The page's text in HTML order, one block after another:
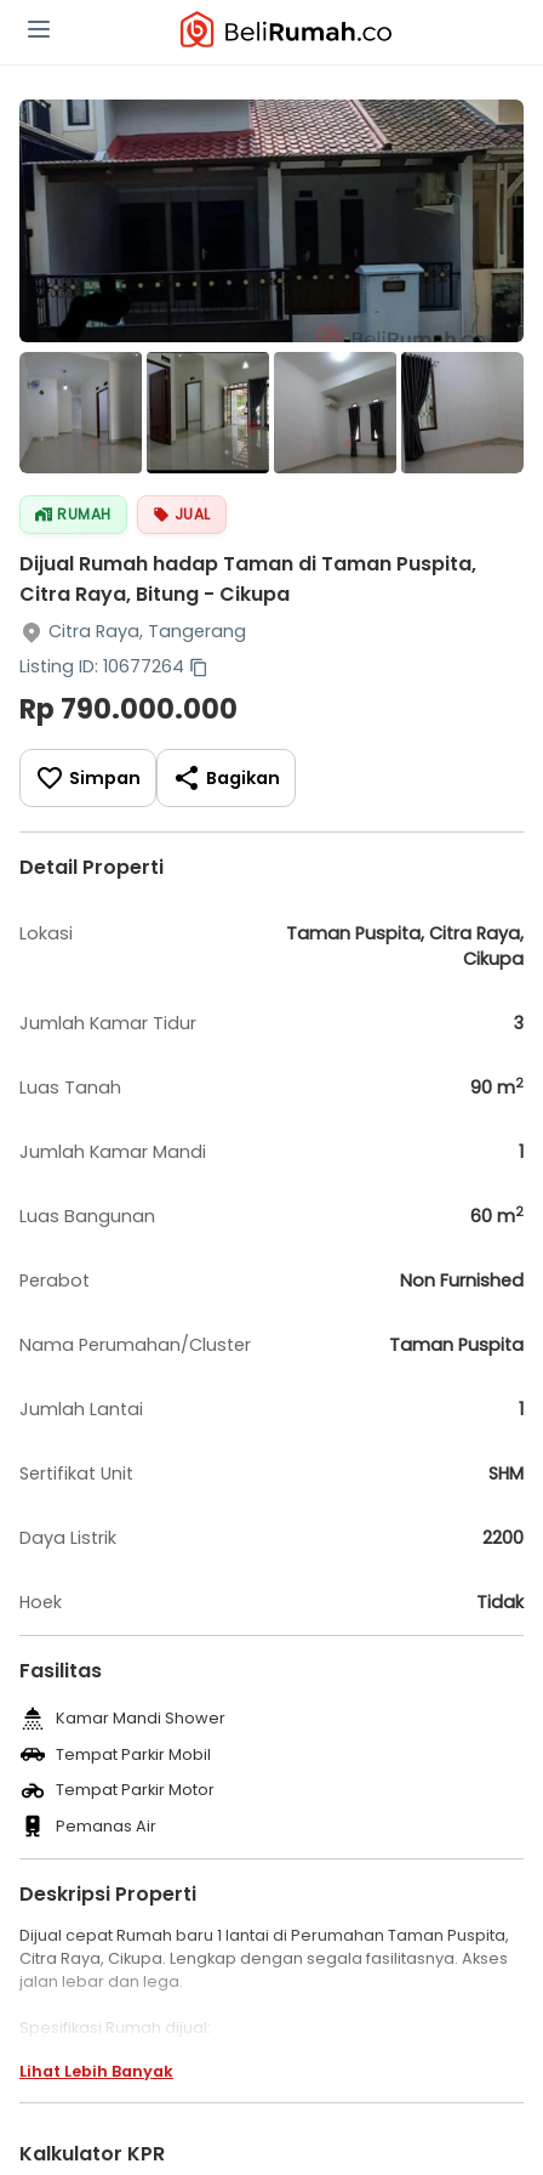
RUMAH JUAL
Dijual Rumah hadap Taman di Taman Puspita,
Citra Raya, Bitung - Cikupa
Citra Raya, Tangerang
Listing ID: 10677264
Rp 790.000.000
Simpan Bagikan
Detail Properti
Lokasi
Taman Puspita, Citra Raya,
Cikupa
Jumlah Kamar Tidur 3
Luas Tanah 90 m2
Jumlah Kamar Mandi 1
Luas Bangunan 60 m2
Perabot Non Furnished
Nama Perumahan/Cluster Taman Puspita
Jumlah Lantai 1
Sertifikat Unit SHM
Daya Listrik 2200
Hoek Tidak
Fasilitas
Kamar Mandi Shower
Tempat Parkir Mobil
Tempat Parkir Motor
Pemanas Air
Deskripsi Properti
Dijual cepat Rumah baru 1 lantai di Perumahan Taman Puspita,
Citra Raya, Cikupa. Lengkap dengan segala fasilitasnya. Akses
jalan lebar dan lega.
Spesifikasi Rumah dijual:
- LT/LB 90/60 m2
- KT 3 / KM 1
- Listrik 2200 W
Lihat Lebih Banyak
Kalkulator KPR